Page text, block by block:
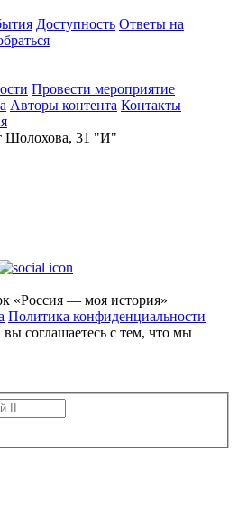
Доступность Ответы на
Провести мероприятие
Авторы контента Контакты
Шолохова, 31 "И"
«Россия — моя история»
Политика конфиденциальности
соглашаетесь с тем, что мы